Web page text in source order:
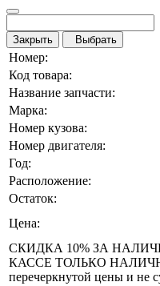
Закрыть Выбрать
Номер:
Код товара:
Название запчасти:
Марка:
Номер кузова:
Номер двигателя:
Год:
Расположение:
Остаток:
Цена:
СКИДКА 10% ЗА
КАССЕ ТОЛЬКО
перечеркнутой цены и не